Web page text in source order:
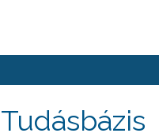
Tudásbázis